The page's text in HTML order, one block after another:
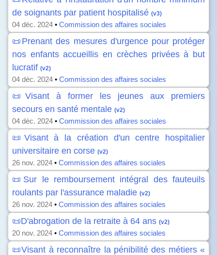
de soignants par patient hospitalisé (v3)
04 déc. 2024 • Commission des affaires sociales
📜Prenant des mesures d'urgence pour protéger
nos enfants accueillis en crèches privées à but
lucratif (v2)
04 déc. 2024 • Commission des affaires sociales
📜Visant à former les jeunes aux premiers
secours en santé mentale (v2)
04 déc. 2024 • Commission des affaires sociales
📜Visant à la création d'un centre hospitalier
universitaire en corse (v2)
26 nov. 2024 • Commission des affaires sociales
📜Sur le remboursement intégral des fauteuils
roulants par l'assurance maladie (v2)
26 nov. 2024 • Commission des affaires sociales
📜D'abrogation de la retraite à 64 ans (v2)
20 nov. 2024 • Commission des affaires sociales
📜Visant à reconnaître la pénibilité des métiers «